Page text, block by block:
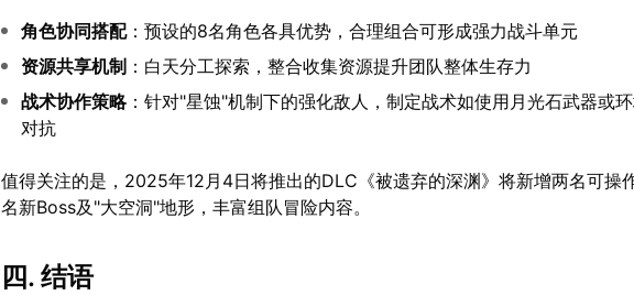
角色协同搭配：预设的8名角色各具优势，合理组合可形成强力战斗单元
资源共享机制 ：白天分工探索，整合收集资源提升团队整体生存力
战术协作策略：针对"星蚀"机制下的强化敌人，制定战术如使用月光石武器或
对抗
值得关注的是，2025年12月4日将推出的DLC《被遗弃的深渊》将新增两名可操
名新Boss及"大空洞"地形，丰富组队冒险内容。
四. 结语